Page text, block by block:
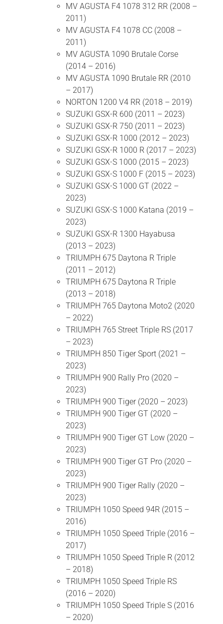
MV AGUSTA F4 1078 312 RR (2008 –
2011)
MV AGUSTA F4 1078 CC (2008 –
2011)
MV AGUSTA 1090 Brutale Corse
(2014 – 2016)
MV AGUSTA 1090 Brutale RR (2010
– 2017)
NORTON 1200 V4 RR (2018 – 2019)
SUZUKI GSX-R 600 (2011 – 2023)
SUZUKI GSX-R 750 (2011 – 2023)
SUZUKI GSX-R 1000 (2012 – 2023)
SUZUKI GSX-R 1000 R (2017 – 2023)
SUZUKI GSX-S 1000 (2015 – 2023)
SUZUKI GSX-S 1000 F (2015 – 2023)
SUZUKI GSX-S 1000 GT (2022 –
2023)
SUZUKI GSX-S 1000 Katana (2019 –
2023)
SUZUKI GSX-R 1300 Hayabusa
(2013 – 2023)
TRIUMPH 675 Daytona R Triple
(2011 – 2012)
TRIUMPH 675 Daytona R Triple
(2013 – 2018)
TRIUMPH 765 Daytona Moto2 (2020
– 2022)
TRIUMPH 765 Street Triple RS (2017
– 2023)
TRIUMPH 850 Tiger Sport (2021 –
2023)
TRIUMPH 900 Rally Pro (2020 –
2023)
TRIUMPH 900 Tiger (2020 – 2023)
TRIUMPH 900 Tiger GT (2020 –
2023)
TRIUMPH 900 Tiger GT Low (2020 –
2023)
TRIUMPH 900 Tiger GT Pro (2020 –
2023)
TRIUMPH 900 Tiger Rally (2020 –
2023)
TRIUMPH 1050 Speed 94R (2015 –
2016)
TRIUMPH 1050 Speed Triple (2016 –
2017)
TRIUMPH 1050 Speed Triple R (2012
– 2018)
TRIUMPH 1050 Speed Triple RS
(2016 – 2020)
TRIUMPH 1050 Speed Triple S (2016
– 2020)